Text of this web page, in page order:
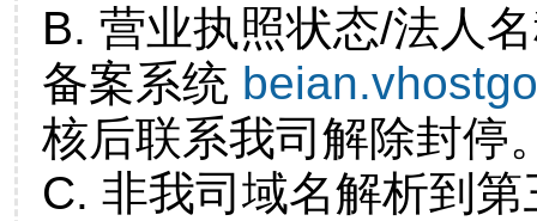
B. 营业执照状态/法人
备案系统
核后联系我司解除封停
C. 非我司域名解析到